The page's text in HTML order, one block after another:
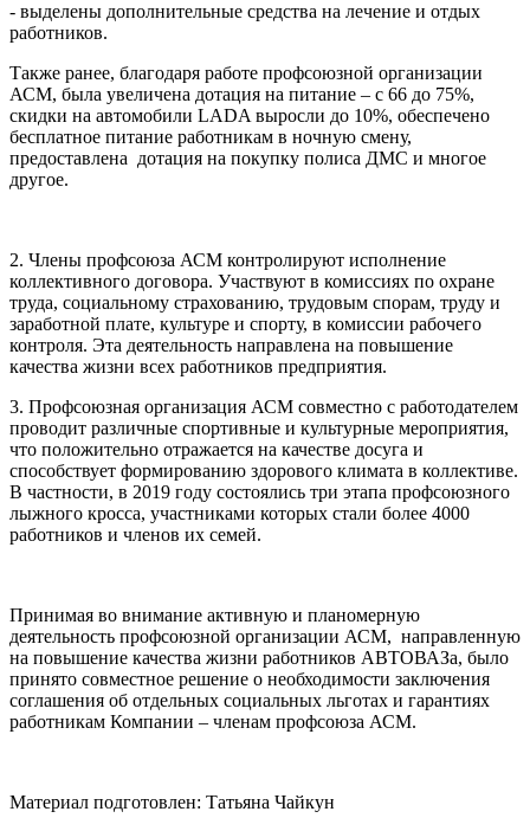
- выделены дополнительные средства на лечение и отдых
работников.
Также ранее, благодаря работе профсоюзной организации
АСМ, была увеличена дотация на питание – с 66 до 75%,
скидки на автомобили LADA выросли до 10%, обеспечено
бесплатное питание работникам в ночную смену,
предоставлена дотация на покупку полиса ДМС и многое
другое.
2. Члены профсоюза АСМ контролируют исполнение
коллективного договора. Участвуют в комиссиях по охране
труда, социальному страхованию, трудовым спорам, труду и
заработной плате, культуре и спорту, в комиссии рабочего
контроля. Эта деятельность направлена на повышение
качества жизни всех работников предприятия.
3. Профсоюзная организация АСМ совместно с работодателем
проводит различные спортивные и культурные мероприятия,
что положительно отражается на качестве досуга и
способствует формированию здорового климата в коллективе.
В частности, в 2019 году состоялись три этапа профсоюзного
лыжного кросса, участниками которых стали более 4000
работников и членов их семей.
Принимая во внимание активную и планомерную
деятельность профсоюзной организации АСМ, направленную
на повышение качества жизни работников АВТОВАЗа, было
принято совместное решение о необходимости заключения
соглашения об отдельных социальных льготах и гарантиях
работникам Компании – членам профсоюза АСМ.
Материал подготовлен: Татьяна Чайкун